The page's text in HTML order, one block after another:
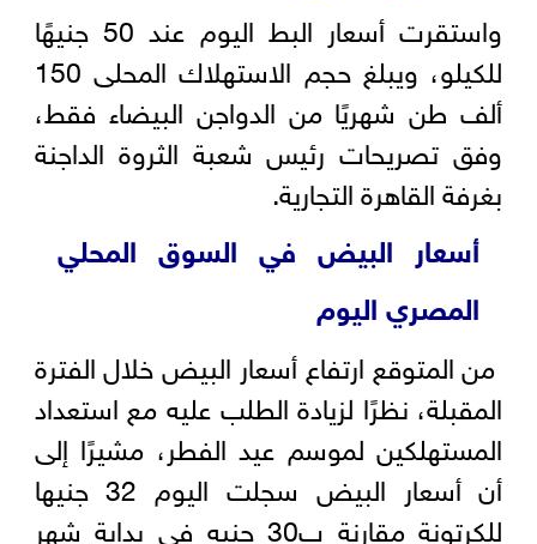
واستقرت أسعار البط اليوم عند 50 جنيهًا
للكيلو، ويبلغ حجم الاستهلاك المحلى 150
ألف طن شهريًا من الدواجن البيضاء فقط،
وفق تصريحات رئيس شعبة الثروة الداجنة
بغرفة القاهرة التجارية.
أسعار البيض في السوق المحلي
المصري اليوم
من المتوقع ارتفاع أسعار البيض خلال الفترة
المقبلة، نظرًا لزيادة الطلب عليه مع استعداد
المستهلكين لموسم عيد الفطر، مشيرًا إلى
أن أسعار البيض سجلت اليوم 32 جنيها
للكرتونة مقارنة ب30 جنيه في بداية شهر